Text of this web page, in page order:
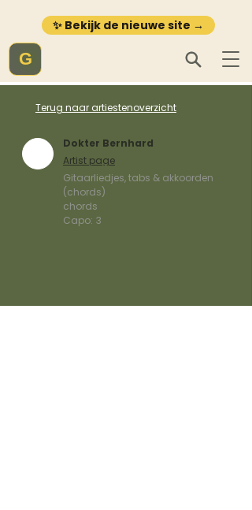
✨ Bekijk de nieuwe site →
G
Terug naar artiestenoverzicht
Dokter Bernhard
Artist page
Gitaarliedjes, tabs & akkoorden
(chords)
chords
Capo: 3